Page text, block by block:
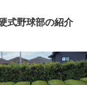
式野球部の紹介